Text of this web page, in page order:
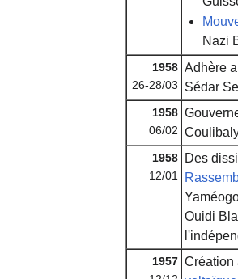
Nazi
1958
26-28/03
Adhère
Sédar
1958
06/02
1958
12/01
Des
Ouidi
1957 Création